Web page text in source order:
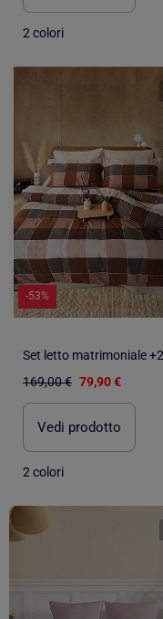
2 colori
-53%
169,00 € 79,90 €
Vedi prodotto
2 colori